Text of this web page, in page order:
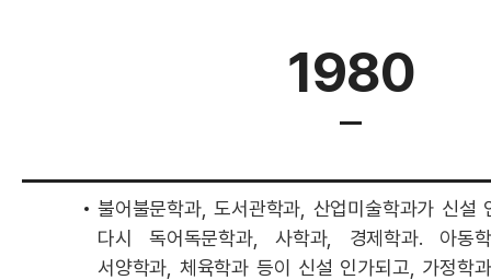
1980
불어불문학과, 도서관학과, 산업미술학과가 신설
다시 독어독문학과, 사학과, 경제학과. 아동
서양학과, 체육학과 등이 신설 인가되고, 가정학